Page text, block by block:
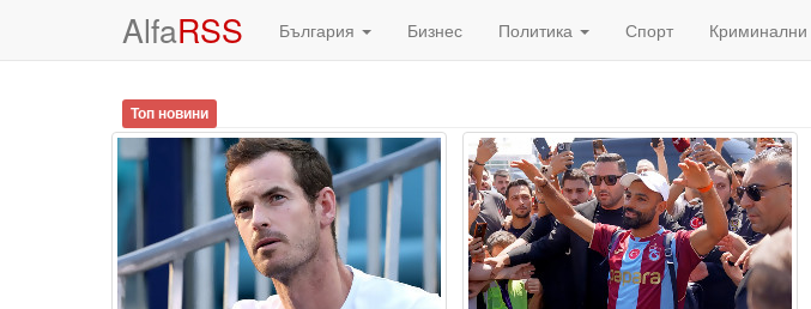
AlfaRSS България Бизнес Политика Спорт Криминални
Топ новини